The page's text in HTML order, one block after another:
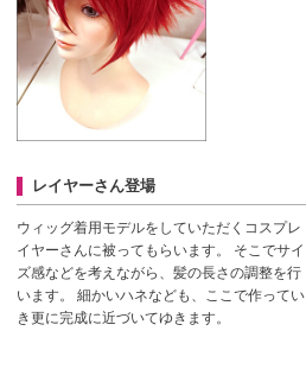
レイヤーさん登場
ウィッグ着用モデルをしていただくコスプレ
イヤーさんに被ってもらいます。
そこでサイ
ズ感などを考えながら、髪の長さの調整を行
います。
細かいハネなども、ここで作ってい
き更に完成に近づいてゆきます。